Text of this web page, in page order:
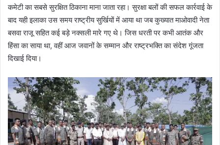
कमेटी का सबसे सुरक्षित ठिकाना माना जाता रहा। सुरक्षा बलों की सफल कार्रवाई के
बाद यही इलाका उस समय राष्ट्रीय सुर्खियों में आया था जब कुख्यात माओवादी नेता
बसवा राजू सहित कई बड़े नक्सली मारे गए थे। जिस धरती पर कभी आतंक और
हिंसा का साया था, वहीं आज जवानों के सम्मान और राष्ट्रभक्ति का संदेश गूंजता
दिखाई दिया।